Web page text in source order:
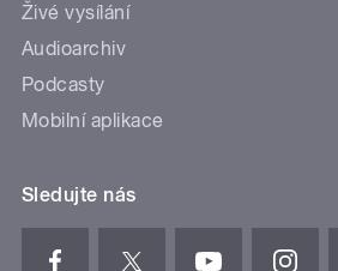
Živé vysílání
Audioarchiv
Podcasty
Mobilní aplikace
Sledujte nás